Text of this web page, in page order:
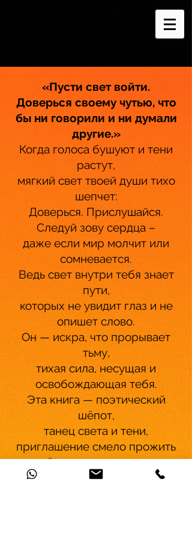
«Пусти свет войти.
Доверься своему чутью, что
бы ни говорили и ни думали
другие.»
Когда голоса бушуют и тени
растут,
мягкий свет твоей души тихо
шепчет:
Доверься. Прислушайся.
Следуй зову сердца –
даже если мир молчит или
сомневается.
Ведь свет внутри тебя знает
пути,
которых не увидит глаз и не
опишет слово.
Он — искра, что прорывает
тьму,
тихая сила, несущая и
освобождающая тебя.
Эта книга — поэтический
шёпот,
танец света и тени,
приглашение смело прожить
своё внутреннее сияние.